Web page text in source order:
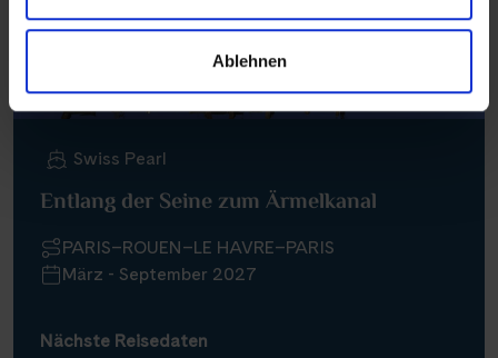
Ablehnen
Swiss Pearl
Entlang der Seine zum Ärmelkanal
PARIS–ROUEN–LE HAVRE–PARIS
März - September 2027
Nächste Reisedaten